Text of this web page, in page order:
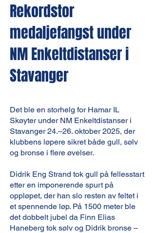
Rekordstor
medaljefangst under
NM Enkeltdistanser i
Stavanger
Det ble en storhelg for Hamar IL
Skøyter under NM Enkeltdistanser i
Stavanger 24.–26. oktober 2025, der
klubbens løpere sikret både gull, sølv
og bronse i flere øvelser.
Didrik Eng Strand tok gull på fellesstart
etter en imponerende spurt på
oppløpet, der han slo resten av feltet i
et spennende løp. På 1500 meter ble
det dobbelt jubel da Finn Elias
Haneberg tok sølv og Didrik bronse –